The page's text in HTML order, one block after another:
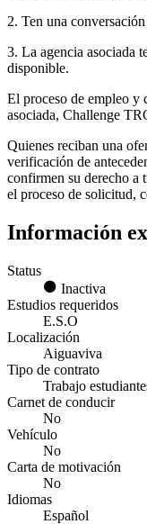
2. Ten una
3. La agencia asociada
disponible.
El proceso de empleo y
asociada, Challenge
Quienes reciban una
verificación de
confirmen su derecho a
el proceso de solicitud,
Información
Status
Inactiva
Estudios requeridos
E.S.O
Localización
Aiguaviva
Tipo de contrato
Trabajo
Carnet de conducir
No
Vehículo
No
Carta de motivación
No
Idiomas
Español